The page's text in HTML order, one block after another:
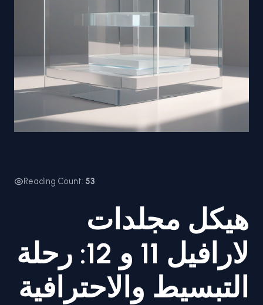
Reading Count: 53
هيكل مجلدات
لارافيل 11 و 12: رحلة
التبسيط والاحترافية